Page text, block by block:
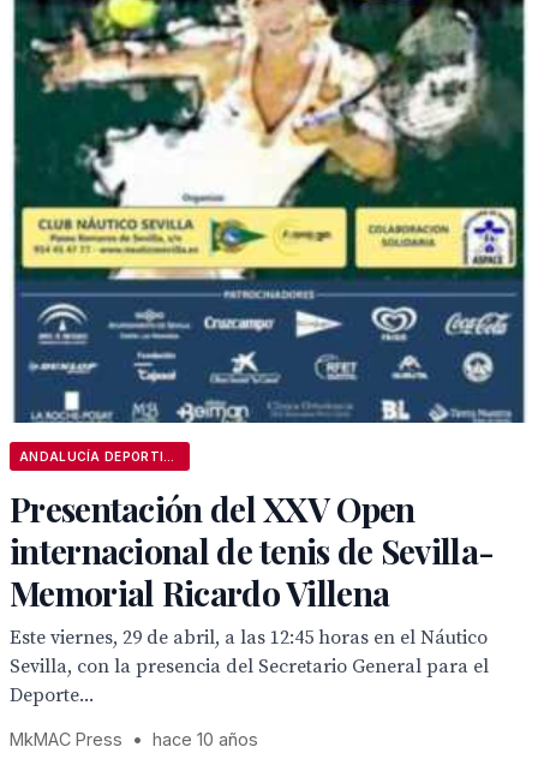
Presentación del XXV Open
internacional de tenis de Sevilla-
Memorial Ricardo Villena
Este viernes, 29 de abril, a las 12:45 horas en el Náutico
Sevilla, con la presencia del Secretario General para el
Deporte...
MkMAC Press • hace 10 años